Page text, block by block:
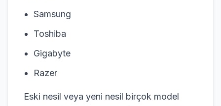
Samsung
Toshiba
Gigabyte
Razer
Eski nesil veya yeni nesil birçok model